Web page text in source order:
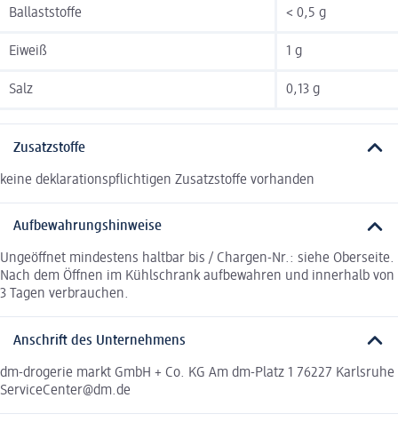
Ballaststoffe < 0,5 g
Eiweiß 1 g
Salz 0,13 g
Zusatzstoffe
keine deklarationspflichtigen Zusatzstoffe vorhanden
Aufbewahrungshinweise
Ungeöffnet mindestens haltbar bis / Chargen-Nr.: siehe Oberseite.
Nach dem Öffnen im Kühlschrank aufbewahren und innerhalb von
3 Tagen verbrauchen.
Anschrift des Unternehmens
dm-drogerie markt GmbH + Co. KG Am dm-Platz 1 76227 Karlsruhe
ServiceCenter@dm.de